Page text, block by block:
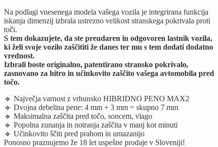
Na podlagi vnesenega modela vašega vozila je integrirana funkcija
iskanja dimenzij izbrala ustrezno velikost stranskega pokrivala proti
toči.
S tem dokazujete, da ste preudaren in odgovoren lastnik vozila,
ki želi svoje vozilo zaščititi že danes ter mu s tem dodati dodatno
vrednost.
Izbrali boste originalno, patentirano stransko pokrivalo,
zasnovano za hitro in učinkovito zaščito vašega avtomobila pred
točo.
🔹 Največja varnost z vrhunsko HIBRIDNO PENO MAX2
🔹 Dvojna debelina pene: 4 mm + 3 mm = skupno 7 mm
🔹 Maksimalna zaščita pred točo, soncem, vlago
🔹 Popolna zunanja in notranja zaščita v manj kot minuti
🔹 Učinkovito ščiti pred prahom in umazanijo
Ponosno praznujemo že 18 let uspešne prodaje v Sloveniji!